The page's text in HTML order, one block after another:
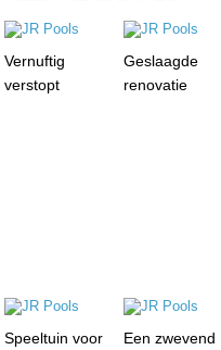
Vernuftig
verstopt
Geslaagde
renovatie
Speeltuin voor
Een zwevend